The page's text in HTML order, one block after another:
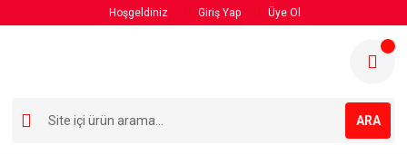
Hoşgeldiniz Giriş Yap Üye Ol
ARA